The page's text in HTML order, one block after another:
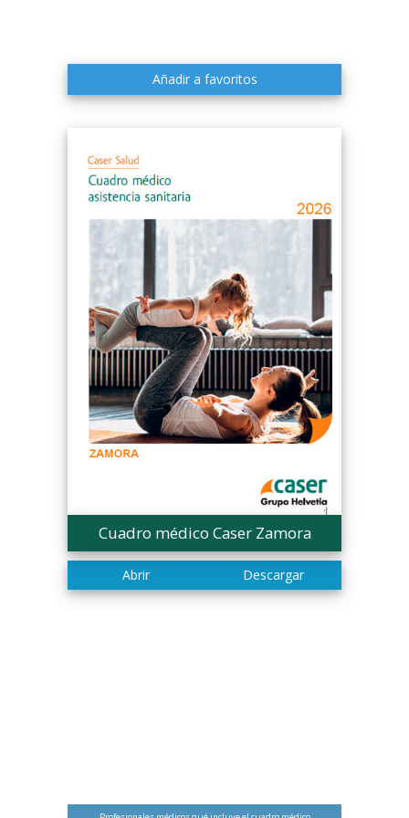
Cuadro médico Caser Zamora